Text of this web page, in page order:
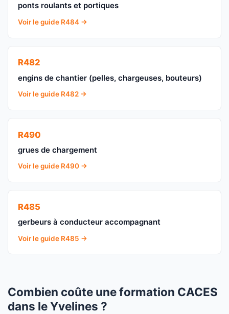
ponts roulants et portiques
Voir le guide R484 →
R482
engins de chantier (pelles, chargeuses, bouteurs)
Voir le guide R482 →
R490
grues de chargement
Voir le guide R490 →
R485
gerbeurs à conducteur accompagnant
Voir le guide R485 →
Combien coûte une formation CACES
dans le Yvelines ?